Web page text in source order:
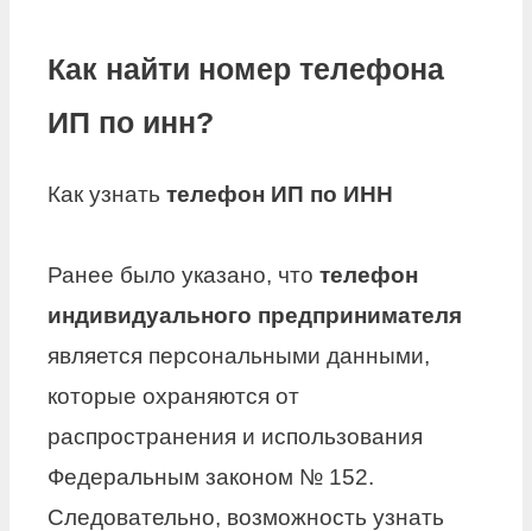
Как найти номер телефона
ИП по инн?
Как узнать телефон ИП по ИНН
Ранее было указано, что телефон
индивидуального предпринимателя
является персональными данными,
которые охраняются от
распространения и использования
Федеральным законом № 152.
Следовательно, возможность узнать